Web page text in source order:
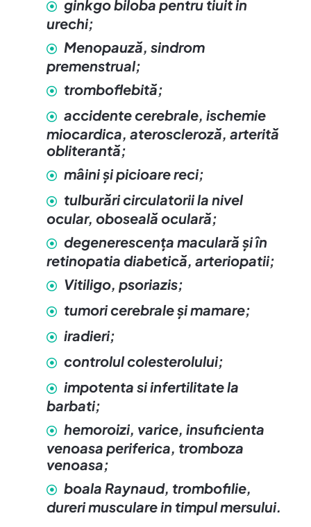
ginkgo biloba pentru tiuit in
urechi;
Menopauză, sindrom
premenstrual;
tromboflebită;
accidente cerebrale, ischemie
miocardica, ateroscleroză, arterită
obliterantă;
mâini şi picioare reci;
tulburări circulatorii la nivel
ocular, oboseală oculară;
degenerescenţa maculară şi în
retinopatia diabetică, arteriopatii;
Vitiligo, psoriazis;
tumori cerebrale şi mamare;
iradieri;
controlul colesterolului;
impotenta si infertilitate la
barbati;
hemoroizi, varice, insuficienta
venoasa periferica, tromboza
venoasa;
boala Raynaud, trombofilie,
dureri musculare in timpul mersului.